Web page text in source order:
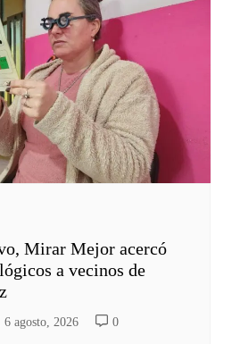
Mirar Mejor acercó
a vecinos de
6 agosto, 2026 0